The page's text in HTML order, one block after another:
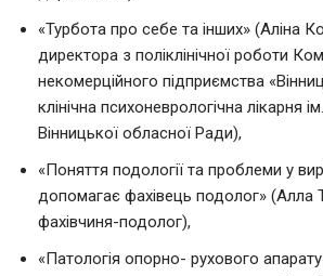
«Турбота про себе та інших» (Аліна
директора з поліклінічної роботи
некомерційного підприємства
клінічна психоневрологічна лікарня
Вінницької обласної Ради),
«Поняття подології та проблеми у
допомагає фахівець подолог» (Алла
фахівчиня-подолог),
«Патологія опорно- рухового апарату